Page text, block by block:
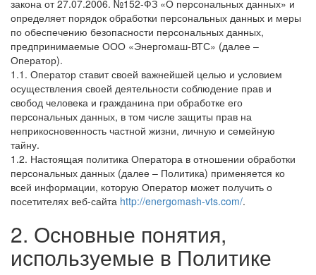
закона от 27.07.2006. №152-ФЗ «О персональных данных» и
определяет порядок обработки персональных данных и меры
по обеспечению безопасности персональных данных,
предпринимаемые ООО «Энергомаш-ВТС» (далее –
Оператор).
1.1. Оператор ставит своей важнейшей целью и условием
осуществления своей деятельности соблюдение прав и
свобод человека и гражданина при обработке его
персональных данных, в том числе защиты прав на
неприкосновенность частной жизни, личную и семейную
тайну.
1.2. Настоящая политика Оператора в отношении обработки
персональных данных (далее – Политика) применяется ко
всей информации, которую Оператор может получить о
посетителях веб-сайта http://energomash-vts.com/.
2. Основные понятия,
используемые в Политике